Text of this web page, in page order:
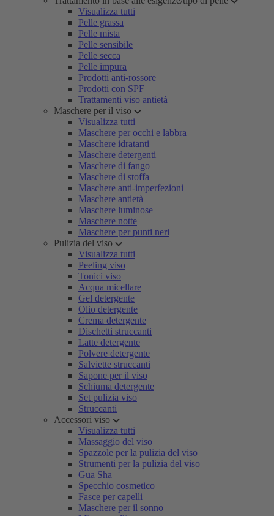
Visualizza tutti
Pelle grassa
Pelle mista
Pelle sensibile
Pelle secca
Pelle impura
Prodotti anti-rossore
Prodotti con SPF
Trattamenti viso antietà
Maschere per il viso
Visualizza tutti
Maschere per occhi e labbra
Maschere idratanti
Maschere detergenti
Maschere di fango
Maschere di stoffa
Maschere anti-imperfezioni
Maschere antietà
Maschere luminose
Maschere notte
Maschere per punti neri
Pulizia del viso
Visualizza tutti
Peeling viso
Tonici viso
Acqua micellare
Gel detergente
Olio detergente
Crema detergente
Dischetti struccanti
Latte detergente
Polvere detergente
Salviette struccanti
Sapone per il viso
Schiuma detergente
Set pulizia viso
Struccanti
Accessori viso
Visualizza tutti
Massaggio del viso
Spazzole per la pulizia del viso
Strumenti per la pulizia del viso
Gua Sha
Specchio cosmetico
Fasce per capelli
Maschere per il sonno